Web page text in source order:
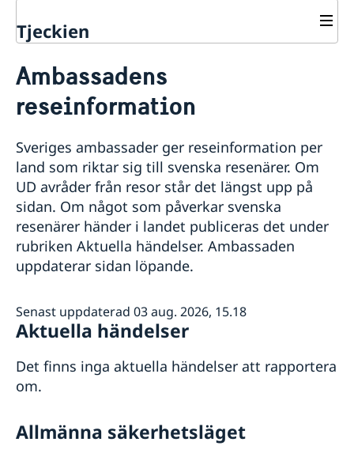
Tjeckien
Hjälp till svenskar i Tjeckien
Rösta i Tjeckien
Om du blir sjuk eller råkar ut för en olycka
Larmcentraler
Pass utomlands
Tidsbokning pass/id-kort och samordningsnummer
Anmälan om svenskt medborgarskap
Beställning av samordningsnummer i Prag
Checklista: ansökan pass/ID-kort barn (under 18 år)
Checklista: ansökan pass/ID-kort vuxen (över 18 år)
Prövning av svenskt medborgarskap
Förlust av pass
Nationellt id-kort
Hjälp kring medborgarskap
Gifta sig utomlands
Avgifter
Reseinformation
Aktuella händelser
Allmänna säkerhetsläget
Covid-19: Lägesbild och reseinformation
Inför resan
Se till att vara försäkrad
Läs på om ditt resmål
Svenska organisationer och föreningar
Behöver jag visum?
Pass och ID-kort
Om olyckan är framme
Tips till resenärer i Tjeckien
Arv i internationella situationer
Adresser och telefonnummer i Tjeckien
Service för svenska företag
Svenska företag i utlandet
Ambassadens
reseinformation
Sveriges ambassader ger reseinformation per
land som riktar sig till svenska resenärer. Om
UD avråder från resor står det längst upp på
sidan. Om något som påverkar svenska
resenärer händer i landet publiceras det under
rubriken Aktuella händelser. Ambassaden
uppdaterar sidan löpande.
Senast uppdaterad 03 aug. 2026, 15.18
Aktuella händelser
Det finns inga aktuella händelser att rapportera
om.
Allmänna säkerhetsläget